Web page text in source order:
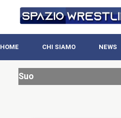
HOME CHI SIAMO NEWS
Suo